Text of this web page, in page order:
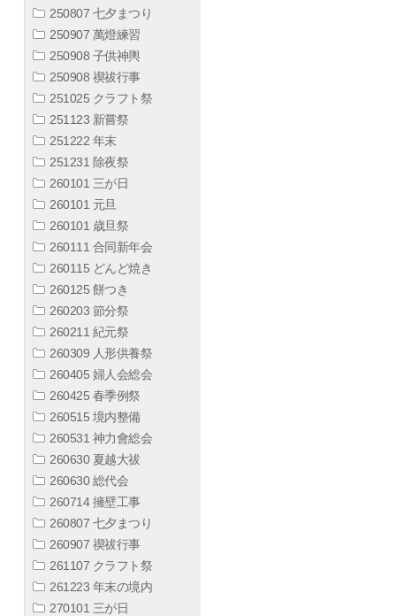
250807 七夕まつり
250907 萬燈練習
250908 子供神輿
250908 禊祓行事
251025 クラフト祭
251123 新嘗祭
251222 年末
251231 除夜祭
260101 三が日
260101 元旦
260101 歳旦祭
260111 合同新年会
260115 どんど焼き
260125 餅つき
260203 節分祭
260211 紀元祭
260309 人形供養祭
260405 婦人会総会
260425 春季例祭
260515 境内整備
260531 神力會総会
260630 夏越大祓
260630 総代会
260714 擁壁工事
260807 七夕まつり
260907 禊祓行事
261107 クラフト祭
261223 年末の境内
270101 三が日